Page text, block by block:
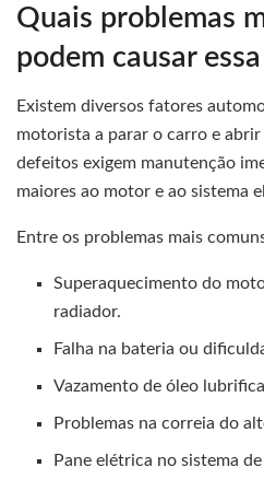
Quais problemas
podem causar
Existem diversos fatores
motorista a parar o carro e
defeitos exigem manutenção
maiores ao motor e ao sistema
Entre os problemas mais
Superaquecimento do
radiador.
Falha na bateria ou
Vazamento de óleo
Problemas na correia do
Pane elétrica no sistema